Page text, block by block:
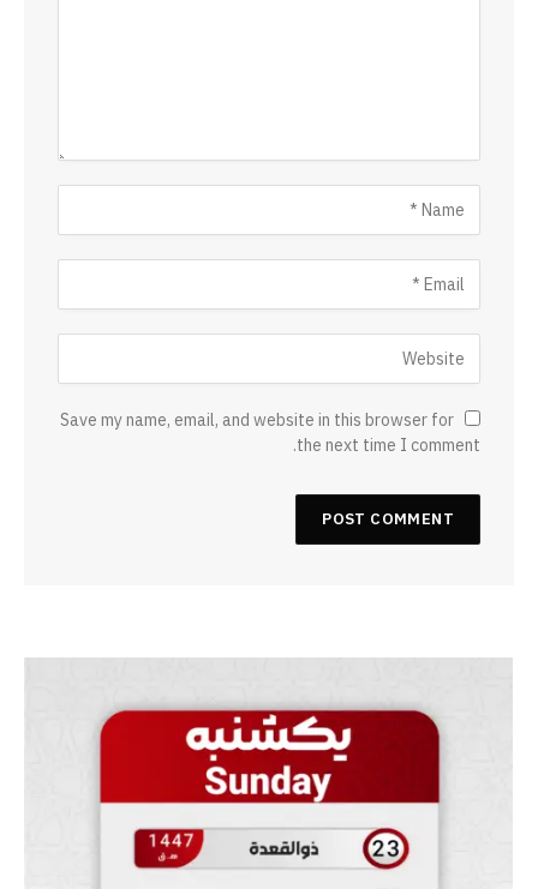
Save my name, email, and website in this browser for
the next time I comment.